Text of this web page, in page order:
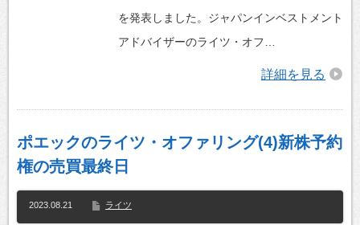
を発表しました。ジャパンインベストメント
アドバイザーのライツ・オフ…
詳細を見る
ポエックのライツ・オファリング(4)新株予約
権の売買最終日
2023.08.21 ライツ